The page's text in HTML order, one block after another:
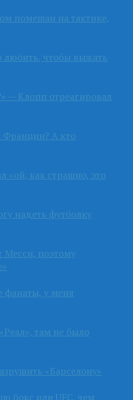
помешан на тактике,
чтобы выжать
— Клопп отреагировал
Франции? А кто
«ой, как страшно, это
надеть футболку
Месси, поэтому
фанаты, у меня
там не было
«Барселону»
бокс или UFC, чем